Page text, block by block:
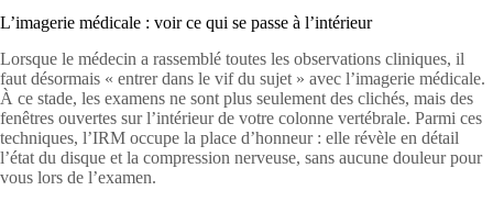
L’imagerie médicale : voir ce qui se passe à l’intérieur
Lorsque le médecin a rassemblé toutes les observations cliniques, il
faut désormais « entrer dans le vif du sujet » avec l’imagerie médicale.
À ce stade, les examens ne sont plus seulement des clichés, mais des
fenêtres ouvertes sur l’intérieur de votre colonne vertébrale. Parmi ces
techniques, l’IRM occupe la place d’honneur : elle révèle en détail
l’état du disque et la compression nerveuse, sans aucune douleur pour
vous lors de l’examen.